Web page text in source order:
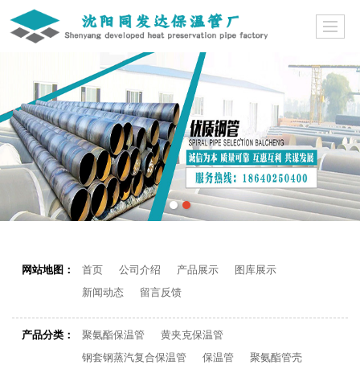
网站地图： 首页 公司介绍 产品展示
图库展示
新闻动态
留言反馈
产品分类： 聚氨酯保温管
黄夹克保温管
钢套钢蒸汽复合保温管
保温管
聚氨酯管壳